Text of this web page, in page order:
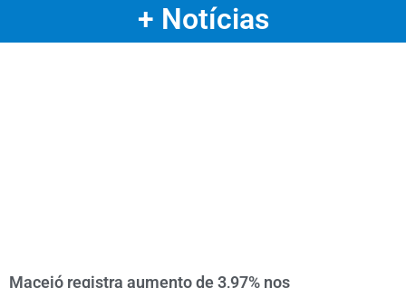
+ Notícias
Maceió registra aumento de 3,97% nos